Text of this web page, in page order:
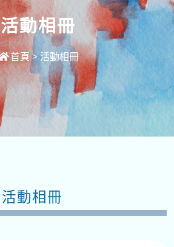
活動相冊
首頁 >活動相冊
活動相冊